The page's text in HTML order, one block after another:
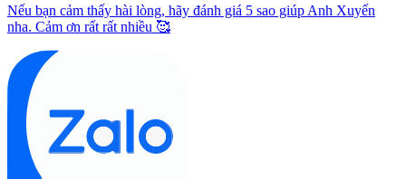
Nếu bạn cảm thấy hài lòng, hãy đánh giá 5 sao giúp Anh Xuyến
nha. Cảm ơn rất rất nhiều 🥰